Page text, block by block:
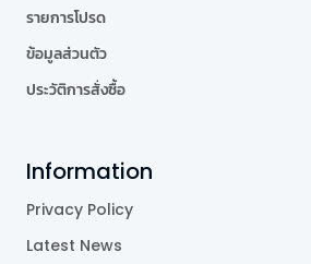
รายการโปรด
ข้อมูลส่วนตัว
ประวัติการสั่งซื้อ
Information
Privacy Policy
Latest News